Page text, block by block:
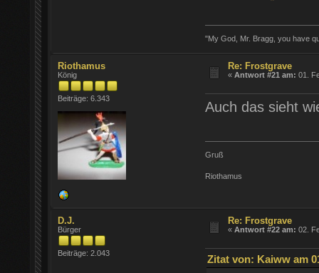
"My God, Mr. Bragg, you have
Riothamus
König
Beiträge: 6.343
Re: Frostgrave
«Antwort #21 am: 01.
Auch das sieht
Gruß
Riothamus
D.J.
Bürger
Beiträge: 2.043
Re: Frostgrave
«Antwort #22 am: 02.
Zitat von: Kaiww am